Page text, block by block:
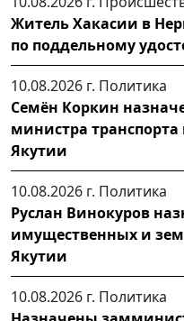
Житель Хакасии в
по поддельному
10.08.2026 г. Политика
Семён Коркин
министра
Якутии
10.08.2026 г. Политика
Руслан Винокуров
имущественных и
Якутии
10.08.2026 г. Политика